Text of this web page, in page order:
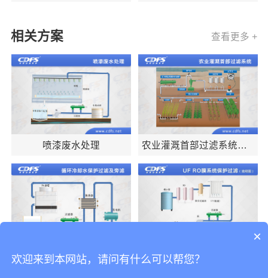
相关方案 查看更多 +
喷漆废水处理
农业灌溉首部过滤系统
循环冷却水保护过滤及旁
滤
UF/RO膜系统保护过滤方
×
欢迎来到本网站，请问有什么可以帮您？